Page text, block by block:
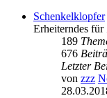
Schenkelklopfer
Erheiterndes
189
676
Letzter
von zzz